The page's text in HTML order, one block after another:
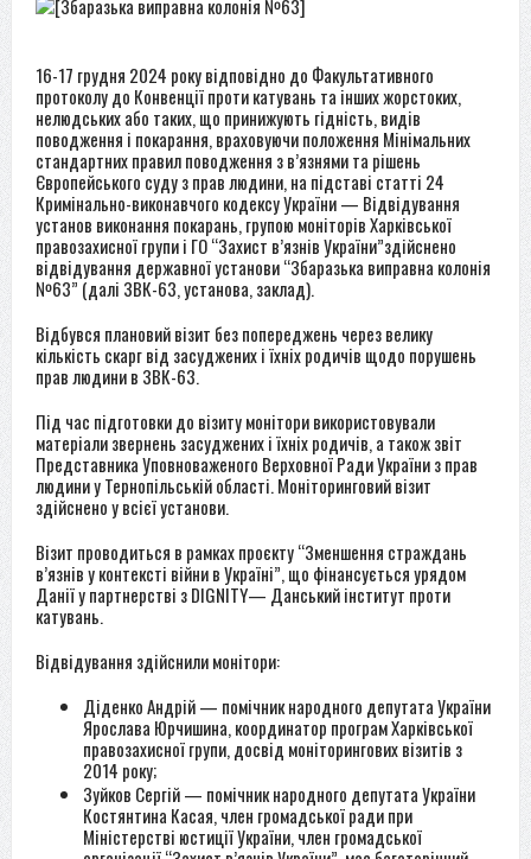
16-17 грудня 2024 року відповідно до Факультативного
протоколу до Конвенції проти катувань та інших жорстоких,
нелюдських або таких, що принижують гідність, видів
поводження і покарання, враховуючи положення Мінімальних
стандартних правил поводження з в’язнями та рішень
Європейського суду з прав людини, на підставі статті 24
Кримінально-виконавчого кодексу України — Відвідування
установ виконання покарань, групою моніторів Харківської
правозахисної групи і ГО “Захист в’язнів України”здійснено
відвідування державної установи “Збаразька виправна колонія
№63” (далі ЗВК-63, установа, заклад).
Відбувся плановий візит без попереджень через велику
кількість скарг від засуджених і їхніх родичів щодо порушень
прав людини в ЗВК-63.
Під час підготовки до візиту монітори використовували
матеріали звернень засуджених і їхніх родичів, а також звіт
Представника Уповноваженого Верховної Ради України з прав
людини у Тернопільській області. Моніторинговий візит
здійснено у всієї установи.
Візит проводиться в рамках проєкту “Зменшення страждань
в’язнів у контексті війни в Україні”, що фінансується урядом
Данії у партнерстві з DIGNITY— Данський інститут проти
катувань.
Відвідування здійснили монітори:
Діденко Андрій — помічник народного депутата України
Ярослава Юрчишина, координатор програм Харківської
правозахисної групи, досвід моніторингових візитів з
2014 року;
Зуйков Сергій — помічник народного депутата України
Костянтина Касая, член громадської ради при
Міністерстві юстиції України, член громадської